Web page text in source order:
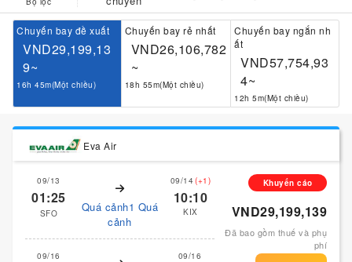
Chuyến bay đề xuất
VND29,199,13
9~
16h 45m(Một chiều)
Chuyến bay rẻ nhất
VND26,106,782
~
18h 55m(Một chiều)
Chuyến bay ngắn nh
ất
VND57,754,93
4~
12h 5m(Một chiều)
Eva Air
09/13
01:25
SFO
Quá cảnh1 Quá
cảnh
09/14(+1)
10:10
KIX
09/16 09/16
Khuyến cáo
VND29,199,139
Đã bao gồm thuế và phụ
phí